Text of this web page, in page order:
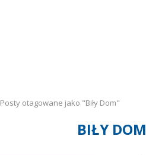
Posty otagowane jako "Biły Dom"
BIŁY DOM